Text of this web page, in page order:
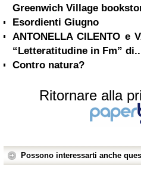
Greenwich Village
Esordienti Giugno
ANTONELLA CILENTO e
“Letteratitudine in Fm”
Contro natura?
Ritornare alla
Possono interessarti anche